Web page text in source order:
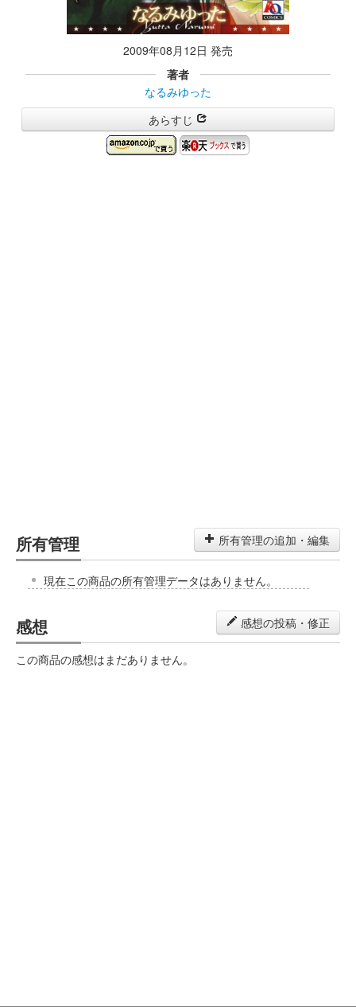
2009年08月12日 発売
著者
なるみゆった
あらすじ
所有管理 所有管理の追加・編集
現在この商品の所有管理データはありません。
感想 感想の投稿・修正
この商品の感想はまだありません。